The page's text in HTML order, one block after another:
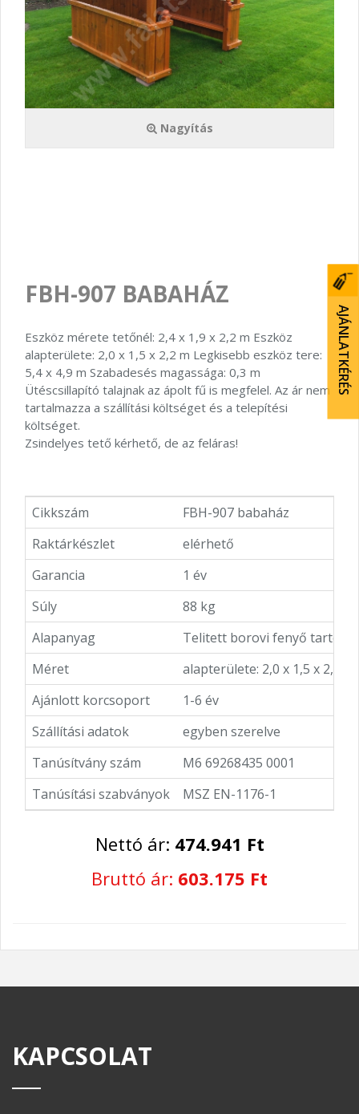
AJÁNLATKÉRÉS
Nagyítás
FBH-907 BABAHÁZ
Eszköz mérete tetőnél: 2,4 x 1,9 x 2,2 m Eszköz
alapterülete: 2,0 x 1,5 x 2,2 m Legkisebb eszköz tere:
5,4 x 4,9 m Szabadesés magassága: 0,3 m
Ütéscsillapító talajnak az ápolt fű is megfelel. Az ár nem
tartalmazza a szállítási költséget és a telepítési
költséget.
Zsindelyes tető kérhető, de az feláras!
Cikkszám
FBH-907 babaház
Raktárkészlet
elérhető
Garancia
1 év
Súly
88 kg
Alapanyag
Telitett borovi fenyő
Méret
alapterülete: 2,0 x 1,5 x 2,2 m
Ajánlott korcsoport
1-6 év
Szállítási adatok
egyben szerelve
Tanúsítvány szám
M6 69268435 0001
Tanúsítási szabványok
MSZ EN-1176-1
Nettó ár: 474.941 Ft
Bruttó ár: 603.175 Ft
KAPCSOLAT